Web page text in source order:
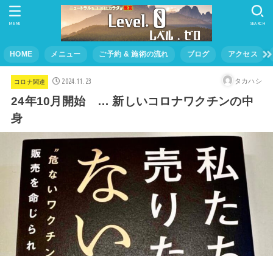
HOME メニュー ご予約 & 施術の流れ ブログ アクセス
SEARCH
MENU
コロナ関連 2024.11.23 タカハシ
24年10月開始 … 新しいコロナワクチンの中
身